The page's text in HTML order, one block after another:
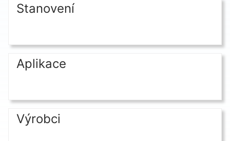
Stanovení
Aplikace
Výrobci